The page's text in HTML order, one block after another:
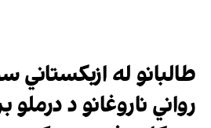
طالبانو له ازبکستاني
رواني ناروغانو د درملو